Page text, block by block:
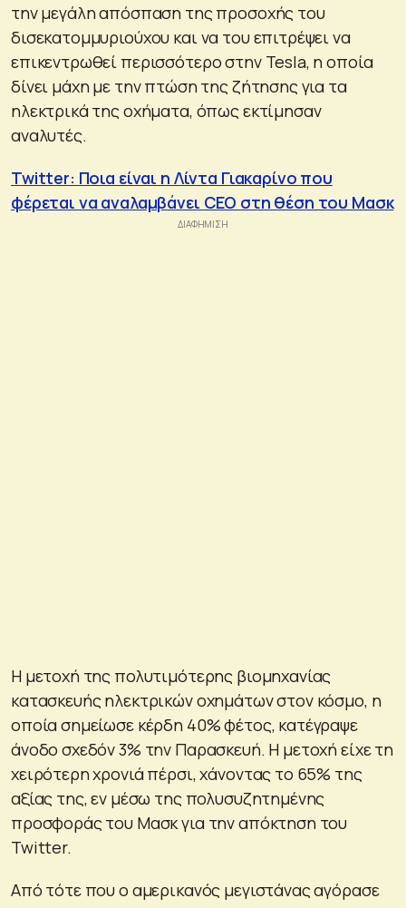
την μεγάλη απόσπαση της προσοχής του
δισεκατομμυριούχου και να του επιτρέψει να
επικεντρωθεί περισσότερο στην Tesla, η οποία
δίνει μάχη με την πτώση της ζήτησης για τα
ηλεκτρικά της οχήματα, όπως εκτίμησαν
αναλυτές.
Twitter: Ποια είναι η Λίντα Γιακαρίνο που
φέρεται να αναλαμβάνει CEO στη θέση του Μασκ
Η μετοχή της πολυτιμότερης βιομηχανίας
κατασκευής ηλεκτρικών οχημάτων στον κόσμο, η
οποία σημείωσε κέρδη 40% φέτος, κατέγραψε
άνοδο σχεδόν 3% την Παρασκευή. Η μετοχή είχε τη
χειρότερη χρονιά πέρσι, χάνοντας το 65% της
αξίας της, εν μέσω της πολυσυζητημένης
προσφοράς του Mασκ για την απόκτηση του
Twitter.
Από τότε που ο αμερικανός μεγιστάνας αγόρασε